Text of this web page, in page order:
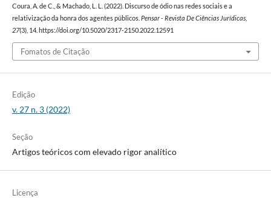
Coura, A. de C., & Machado, L. L. (2022). Discurso de ódio nas redes sociais e a
relativização da honra dos agentes públicos. Pensar - Revista De Ciências Jurídicas,
27(3), 14. https://doi.org/10.5020/2317-2150.2022.12591
Fomatos de Citação
Edição
v. 27 n. 3 (2022)
Seção
Artigos teóricos com elevado rigor analítico
Licença